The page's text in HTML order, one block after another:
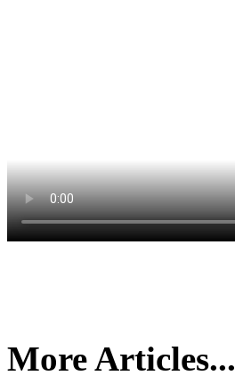
More Articles...